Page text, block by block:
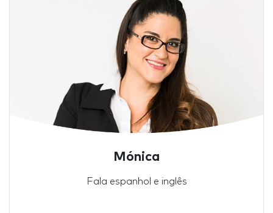
Mónica
Fala espanhol e inglês